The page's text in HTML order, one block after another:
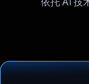
依托 AI 技